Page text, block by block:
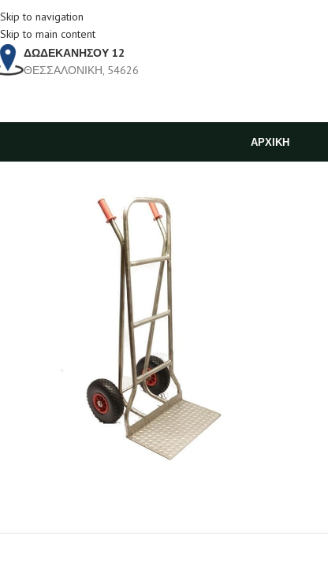
Skip to navigation
Skip to main content
ΔΩΔΕΚΑΝΗΣΟΥ 12
ΘΕΣΣΑΛΟΝΙΚΗ, 54626
ΑΡΧΙΚΗ